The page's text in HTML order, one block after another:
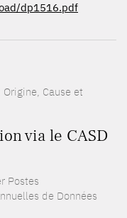
dp1516.pdf
Cause et
via le CASD
Postes
de Données